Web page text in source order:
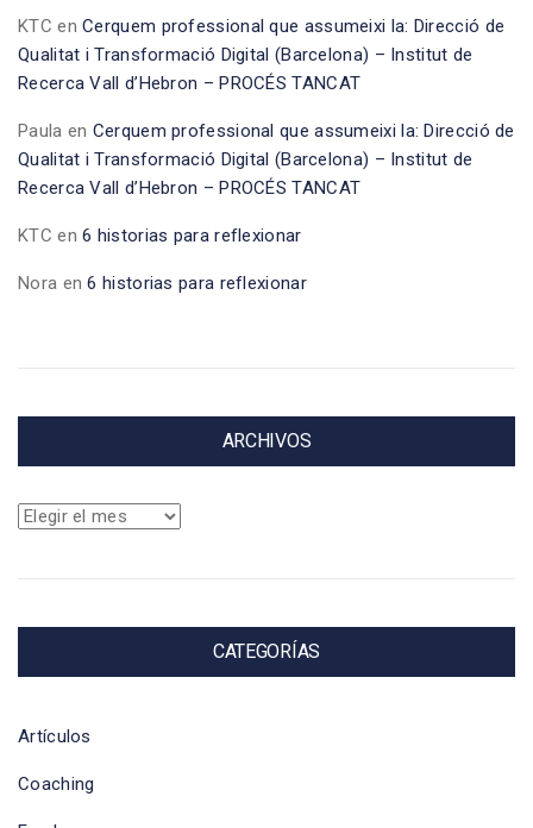
KTC enCerquem professional que assumeixi la: Direcció de
Qualitat i Transformació Digital (Barcelona) – Institut de
Recerca Vall d’Hebron – PROCÉS TANCAT
Paula en Cerquem professional que assumeixi la: Direcció de
Qualitat i Transformació Digital (Barcelona) – Institut de
Recerca Vall d’Hebron – PROCÉS TANCAT
KTC en6 historias para reflexionar
Nora en6 historias para reflexionar
ARCHIVOS
Archivos
CATEGORÍAS
Artículos
Coaching